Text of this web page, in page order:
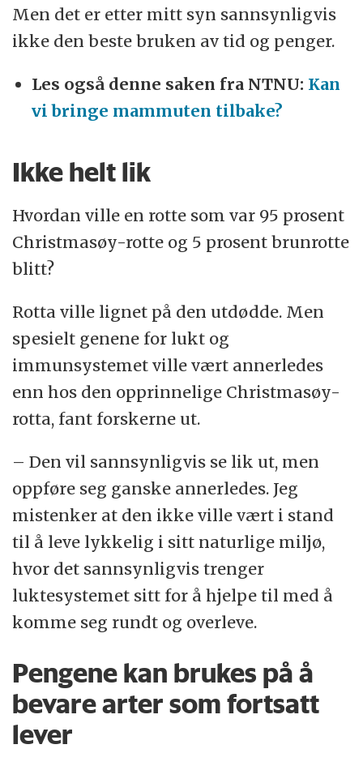
Men det er etter mitt syn sannsynligvis
ikke den beste bruken av tid og penger.
Les også denne saken fra NTNU: Kan
vi bringe mammuten tilbake?
Ikke helt lik
Hvordan ville en rotte som var 95 prosent
Christmasøy-rotte og 5 prosent brunrotte
blitt?
Rotta ville lignet på den utdødde. Men
spesielt genene for lukt og
immunsystemet ville vært annerledes
enn hos den opprinnelige Christmasøy-
rotta, fant forskerne ut.
– Den vil sannsynligvis se lik ut, men
oppføre seg ganske annerledes. Jeg
mistenker at den ikke ville vært i stand
til å leve lykkelig i sitt naturlige miljø,
hvor det sannsynligvis trenger
luktesystemet sitt for å hjelpe til med å
komme seg rundt og overleve.
Pengene kan brukes på å
bevare arter som fortsatt
lever